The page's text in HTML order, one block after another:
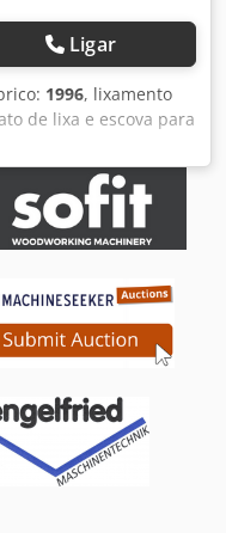
Ligar
1996, lixamento
de lixa e escova para
mm altura máxima de
ano de fabricação